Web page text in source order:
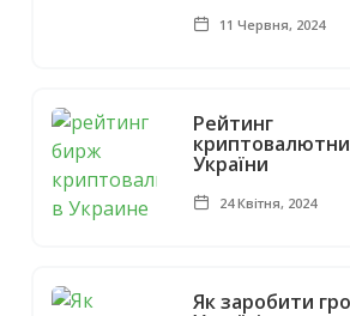
11 Червня, 2024
Рейтинг
України
24 Квітня, 2024
Як заробити